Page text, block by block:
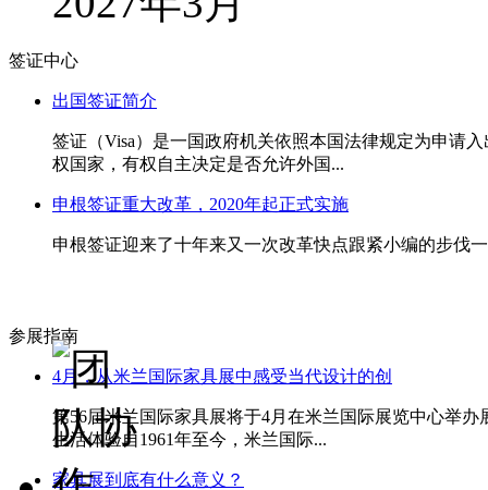
签证中心
出国签证简介
签证（Visa）是一国政府机关依照本国法律规定为申请
权国家，有权自主决定是否允许外国...
申根签证重大改革，2020年起正式实施
申根签证迎来了十年来又一次改革快点跟紧小编的步伐
参展指南
4月，从米兰国际家具展中感受当代设计的创
第56届米兰国际家具展将于4月在米兰国际展览中心举
生活体验自1961年至今，米兰国际...
家具展到底有什么意义？